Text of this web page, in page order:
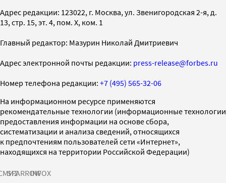
Адрес редакции: 123022, г. Москва, ул. Звенигородская 2-я, д.
13, стр. 15, эт. 4, пом. X, ком. 1
Главный редактор: Мазурин Николай Дмитриевич
Адрес электронной почты редакции: press-release@forbes.ru
Номер телефона редакции: +7 (495) 565-32-06
На информационном ресурсе применяются
рекомендательные технологии (информационные технологии
предоставления информации на основе сбора,
систематизации и анализа сведений, относящихся
к предпочтениям пользователей сети «Интернет»,
находящихся на территории Российской Федерации)
SPARROWINFOX